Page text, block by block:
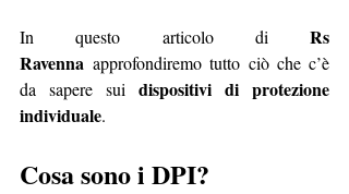
In questo articolo di Rs
Ravenna approfondiremo tutto ciò che c’è
da sapere sui dispositivi di protezione
individuale.
Cosa sono i DPI?